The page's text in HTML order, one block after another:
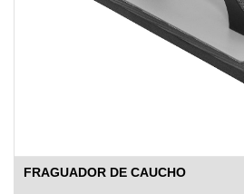
FRAGUADOR DE CAUCHO